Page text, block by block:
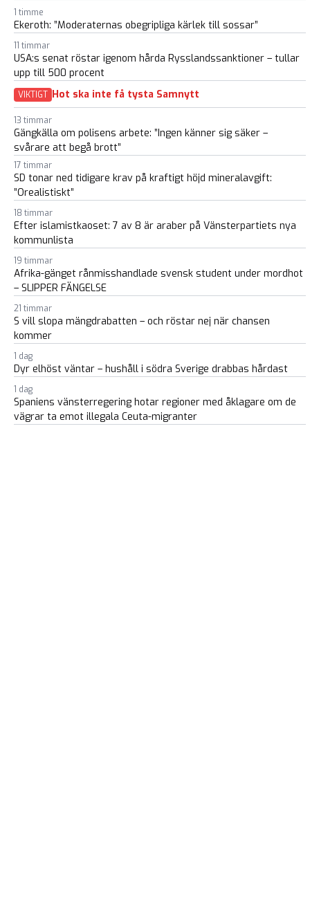
1 timme
Ekeroth: ”Moderaternas obegripliga kärlek till sossar”
11 timmar
USA:s senat röstar igenom hårda Rysslandssanktioner – tullar
upp till 500 procent
VIKTIGT Hot ska inte få tysta Samnytt
13 timmar
Gängkälla om polisens arbete: ”Ingen känner sig säker –
svårare att begå brott”
17 timmar
SD tonar ned tidigare krav på kraftigt höjd mineralavgift:
”Orealistiskt”
18 timmar
Efter islamistkaoset: 7 av 8 är araber på Vänsterpartiets nya
kommunlista
19 timmar
Afrika-gänget rånmisshandlade svensk student under mordhot
– SLIPPER FÄNGELSE
21 timmar
S vill slopa mängdrabatten – och röstar nej när chansen
kommer
1 dag
Dyr elhöst väntar – hushåll i södra Sverige drabbas hårdast
1 dag
Spaniens vänsterregering hotar regioner med åklagare om de
vägrar ta emot illegala Ceuta-migranter